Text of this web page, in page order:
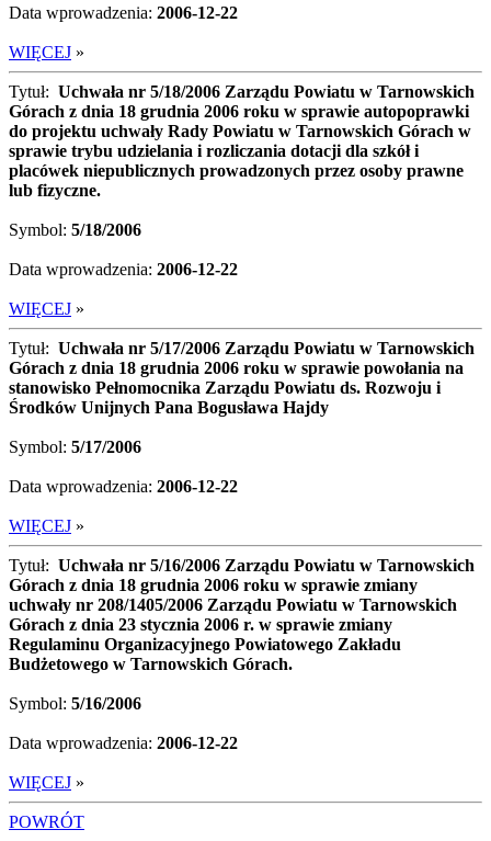
Data wprowadzenia: 2006-12-22
WIĘCEJ »
Tytuł: Uchwała nr 5/18/2006 Zarządu Powiatu w Tarnowskich
Górach z dnia 18 grudnia 2006 roku w sprawie autopoprawki
do projektu uchwały Rady Powiatu w Tarnowskich Górach w
sprawie trybu udzielania i rozliczania dotacji dla szkół i
placówek niepublicznych prowadzonych przez osoby prawne
lub fizyczne.
Symbol: 5/18/2006
Data wprowadzenia: 2006-12-22
WIĘCEJ »
Tytuł: Uchwała nr 5/17/2006 Zarządu Powiatu w Tarnowskich
Górach z dnia 18 grudnia 2006 roku w sprawie powołania na
stanowisko Pełnomocnika Zarządu Powiatu ds. Rozwoju i
Środków Unijnych Pana Bogusława Hajdy
Symbol: 5/17/2006
Data wprowadzenia: 2006-12-22
WIĘCEJ »
Tytuł: Uchwała nr 5/16/2006 Zarządu Powiatu w Tarnowskich
Górach z dnia 18 grudnia 2006 roku w sprawie zmiany
uchwały nr 208/1405/2006 Zarządu Powiatu w Tarnowskich
Górach z dnia 23 stycznia 2006 r. w sprawie zmiany
Regulaminu Organizacyjnego Powiatowego Zakładu
Budżetowego w Tarnowskich Górach.
Symbol: 5/16/2006
Data wprowadzenia: 2006-12-22
WIĘCEJ »
POWRÓT